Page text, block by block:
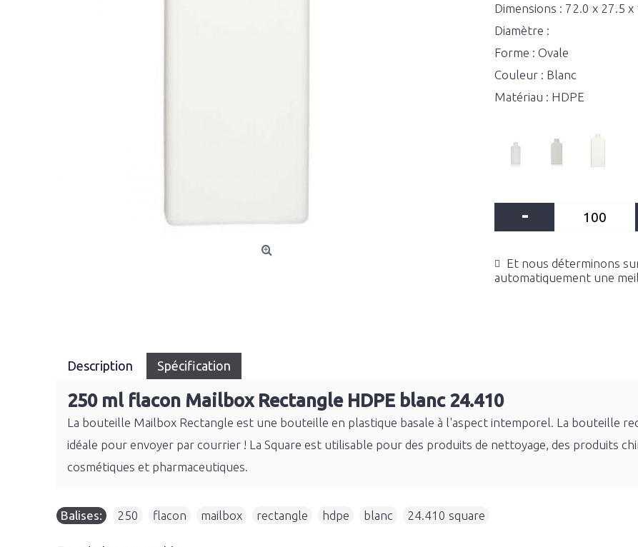
Dimensions : 72.0 x 27.5 x
Diamètre :
Forme : Ovale
Couleur : Blanc
Matériau : HDPE
-
Et nous déterminons
automatiquement une
Description Spécification
250 ml flacon Mailbox Rectangle HDPE blanc 24.410
La bouteille Mailbox Rectangle est une bouteille en plastique basale à l'aspect intemporel. La bouteille
idéale pour envoyer par courrier ! La Square est utilisable pour des produits de nettoyage, des produits
cosmétiques et pharmaceutiques.
Balises: 250 flacon mailbox rectangle hdpe blanc 24.410 square